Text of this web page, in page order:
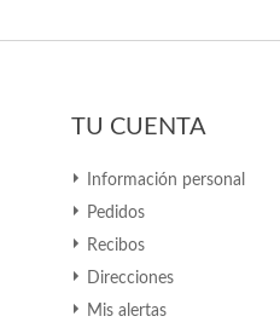
TU CUENTA
Información personal
Pedidos
Recibos
Direcciones
Mis alertas